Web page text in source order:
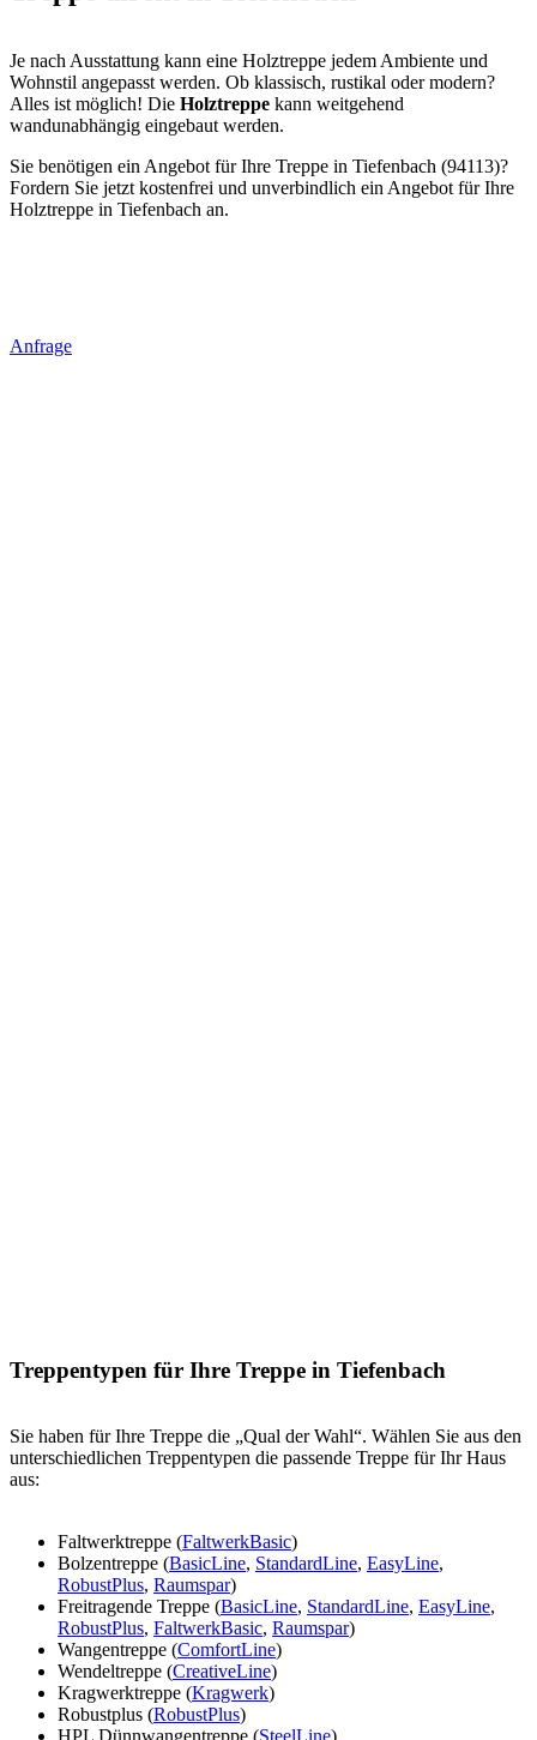
Je nach Ausstattung kann eine Holztreppe jedem Ambiente und
Wohnstil angepasst werden. Ob klassisch, rustikal oder modern?
Alles ist möglich! Die Holztreppe kann weitgehend
wandunabhängig eingebaut werden.
Sie benötigen ein Angebot für Ihre Treppe in Tiefenbach (94113)?
Fordern Sie jetzt kostenfrei und unverbindlich ein Angebot für Ihre
Holztreppe in Tiefenbach an.
Anfrage
Treppentypen für Ihre Treppe in Tiefenbach
Sie haben für Ihre Treppe die „Qual der Wahl“. Wählen Sie aus den
unterschiedlichen Treppentypen die passende Treppe für Ihr Haus
aus:
Faltwerktreppe (FaltwerkBasic)
Bolzentreppe (BasicLine, StandardLine, EasyLine,
RobustPlus, Raumspar)
Freitragende Treppe (BasicLine, StandardLine, EasyLine,
RobustPlus, FaltwerkBasic, Raumspar)
Wangentreppe (ComfortLine)
Wendeltreppe (CreativeLine)
Kragwerktreppe (Kragwerk)
Robustplus (RobustPlus)
HPL Dünnwangentreppe (SteelLine)